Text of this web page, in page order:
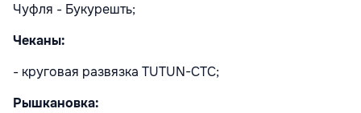
Чуфля - Букурешть;
Чеканы:
- круговая развязка TUTUN-CTC;
Рышкановка: